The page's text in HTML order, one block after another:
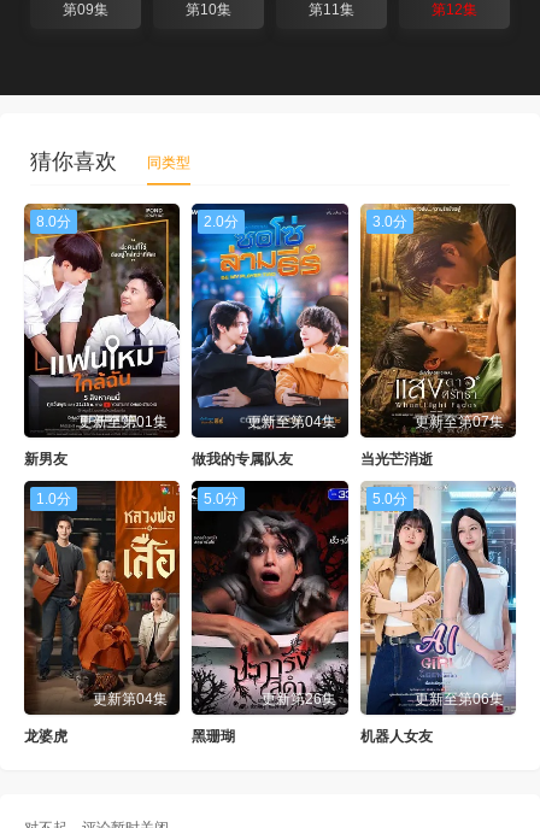
第09集 第10集 第11集 第12集
猜你喜欢 同类型
8.0分
更新至第01集
新男友
2.0分
更新至第04集
做我的专属队友
3.0分
更新至第07集
当光芒消逝
1.0分
更新第04集
龙婆虎
5.0分
更新第26集
黑珊瑚
5.0分
更新至第06集
机器人女友